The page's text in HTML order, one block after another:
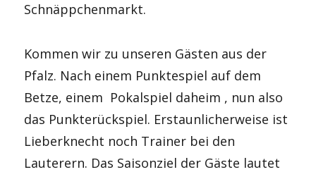
Schnäppchenmarkt.
Kommen wir zu unseren Gästen aus der
Pfalz. Nach einem Punktespiel auf dem
Betze, einem Pokalspiel daheim , nun also
das Punkterückspiel. Erstaunlicherweise ist
Lieberknecht noch Trainer bei den
Lauterern. Das Saisonziel der Gäste lautet